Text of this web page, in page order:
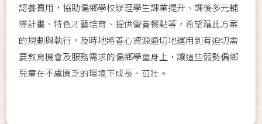
認養費用，協助偏鄉學校辦理學生課業提升、課後多元輔
導計畫、特色才藝培育、提供營養餐點等，希望藉此方案
的規劃與執行，及時地將善心資源適切地運用到有迫切需
要教育機會及服務需求的偏鄉學童身上，讓這些弱勢偏鄉
兒童在不虞匱乏的環境下成長、茁壯。